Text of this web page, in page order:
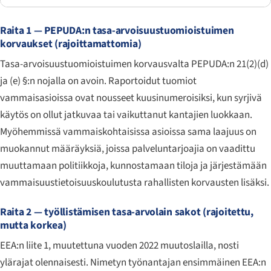
Raita 1 — PEPUDA:n tasa-arvoisuustuomioistuimen
korvaukset (rajoittamattomia)
Tasa-arvoisuustuomioistuimen korvausvalta PEPUDA:n 21(2)(d)
ja (e) §:n nojalla on avoin. Raportoidut tuomiot
vammaisasioissa ovat nousseet kuusinumeroisiksi, kun syrjivä
käytös on ollut jatkuvaa tai vaikuttanut kantajien luokkaan.
Myöhemmissä vammaiskohtaisissa asioissa sama laajuus on
muokannut määräyksiä, joissa palveluntarjoajia on vaadittu
muuttamaan politiikkoja, kunnostamaan tiloja ja järjestämään
vammaisuustietoisuuskoulutusta rahallisten korvausten lisäksi.
Raita 2 — työllistämisen tasa-arvolain sakot (rajoitettu,
mutta korkea)
EEA:n liite 1, muutettuna vuoden 2022 muutoslailla, nosti
ylärajat olennaisesti. Nimetyn työnantajan ensimmäinen EEA:n